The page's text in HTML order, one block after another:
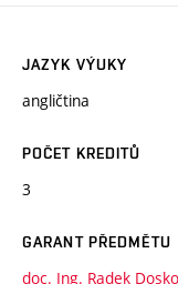
JAZYK VÝUKY
angličtina
POČET KREDITŮ
3
GARANT PŘEDMĚTU
doc. Ing. Radek